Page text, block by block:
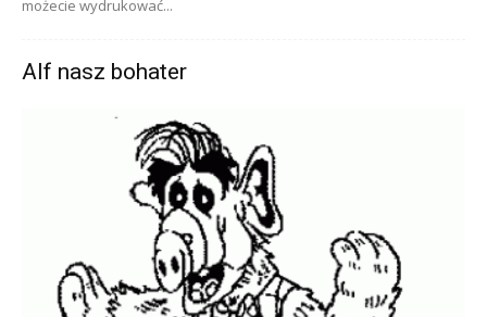
możecie wydrukować...
Alf nasz bohater